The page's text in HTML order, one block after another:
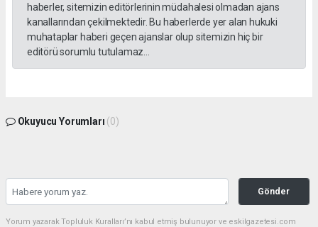
haberler, sitemizin editörlerinin müdahalesi olmadan ajans
kanallarından çekilmektedir. Bu haberlerde yer alan hukuki
muhataplar haberi geçen ajanslar olup sitemizin hiç bir
editörü sorumlu tutulamaz...
Okuyucu Yorumları (0)
Gönder
Yorum yazarak Topluluk Kuralları’nı kabul etmiş bulunuyor ve eskilgazetesi.com